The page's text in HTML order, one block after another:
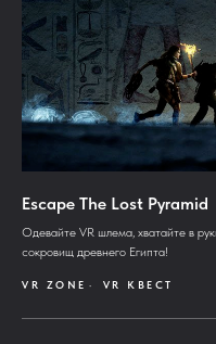
Escape The Lost Pyramid
Одевайте VR шлема, хватайте в
сокровищ древнего Египта!
VR ZONE VR КВЕСТ